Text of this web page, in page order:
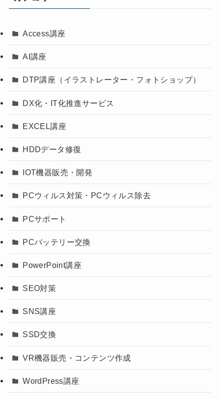
Access講座
AI講座
DTP講座（イラストレーター・フォトショップ）
DX化・IT化推進サービス
EXCEL講座
HDDデータ修復
IOT機器販売・開発
PCウィルス対策・PCウィルス除去
PCサポート
PCバッテリー交換
PowerPoint講座
SEO対策
SNS講座
SSD交換
VR機器販売・コンテンツ作成
WordPress講座